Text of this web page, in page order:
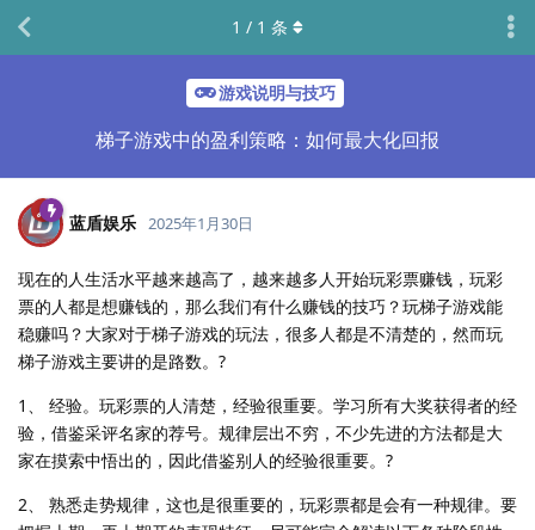
游戏说明与技巧
梯子游戏中的盈利策略：如何最大化回报
1 / 1 条
蓝盾娱乐 2025年1月30日
现在的人生活水平越来越高了，越来越多人开始玩彩票赚钱，玩彩
票的人都是想赚钱的，那么我们有什么赚钱的技巧？玩梯子游戏能
稳赚吗？大家对于梯子游戏的玩法，很多人都是不清楚的，然而玩
梯子游戏主要讲的是路数。?
1、 经验。玩彩票的人清楚，经验很重要。学习所有大奖获得者的经
验，借鉴采评名家的荐号。规律层出不穷，不少先进的方法都是大
家在摸索中悟出的，因此借鉴别人的经验很重要。?
2、 熟悉走势规律，这也是很重要的，玩彩票都是会有一种规律。要